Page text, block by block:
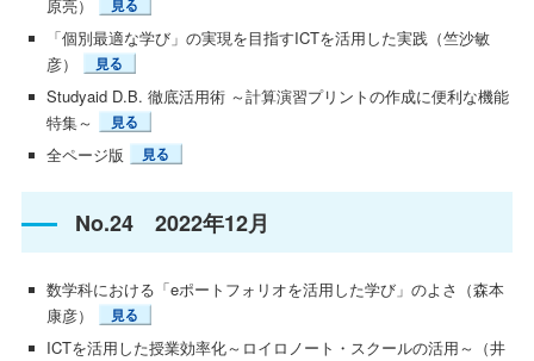
原亮）
「個別最適な学び」の実現を目指すICTを活用した実践（竺沙敏
彦）
Studyaid D.B. 徹底活用術 ～計算演習プリントの作成に便利な機能
特集～
全ページ版
No.24 2022年12月
数学科における「eポートフォリオを活用した学び」のよさ（森本
康彦）
ICTを活用した授業効率化～ロイロノート・スクールの活用～（井